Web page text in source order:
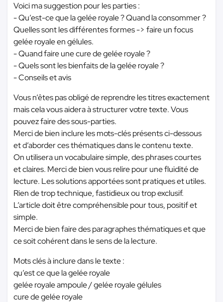
Voici ma suggestion pour les parties :
- Qu’est-ce que la gelée royale ? Quand la consommer ?
Quelles sont les différentes formes -> faire un focus
gelée royale en gélules.
- Quand faire une cure de gelée royale ?
- Quels sont les bienfaits de la gelée royale ?
- Conseils et avis
Vous n’êtes pas obligé de reprendre les titres exactement
mais cela vous aidera à structurer votre texte. Vous
pouvez faire des sous-parties.
Merci de bien inclure les mots-clés présents ci-dessous
et d’aborder ces thématiques dans le contenu texte.
On utilisera un vocabulaire simple, des phrases courtes
et claires. Merci de bien vous relire pour une fluidité de
lecture. Les solutions apportées sont pratiques et utiles.
Rien de trop technique, fastidieux ou trop exclusif.
L’article doit être compréhensible pour tous, positif et
simple.
Merci de bien faire des paragraphes thématiques et que
ce soit cohérent dans le sens de la lecture.
Mots clés à inclure dans le texte :
qu’est ce que la gelée royale
gelée royale ampoule / gelée royale gélules
cure de gelée royale